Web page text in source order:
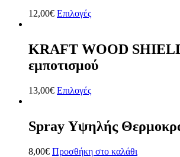
12,00€ Επιλογές
KRAFT WOOD SHIELD
εμποτισμού
13,00€ Επιλογές
Spray Υψηλής
8,00€ Προσθήκη στο καλάθι